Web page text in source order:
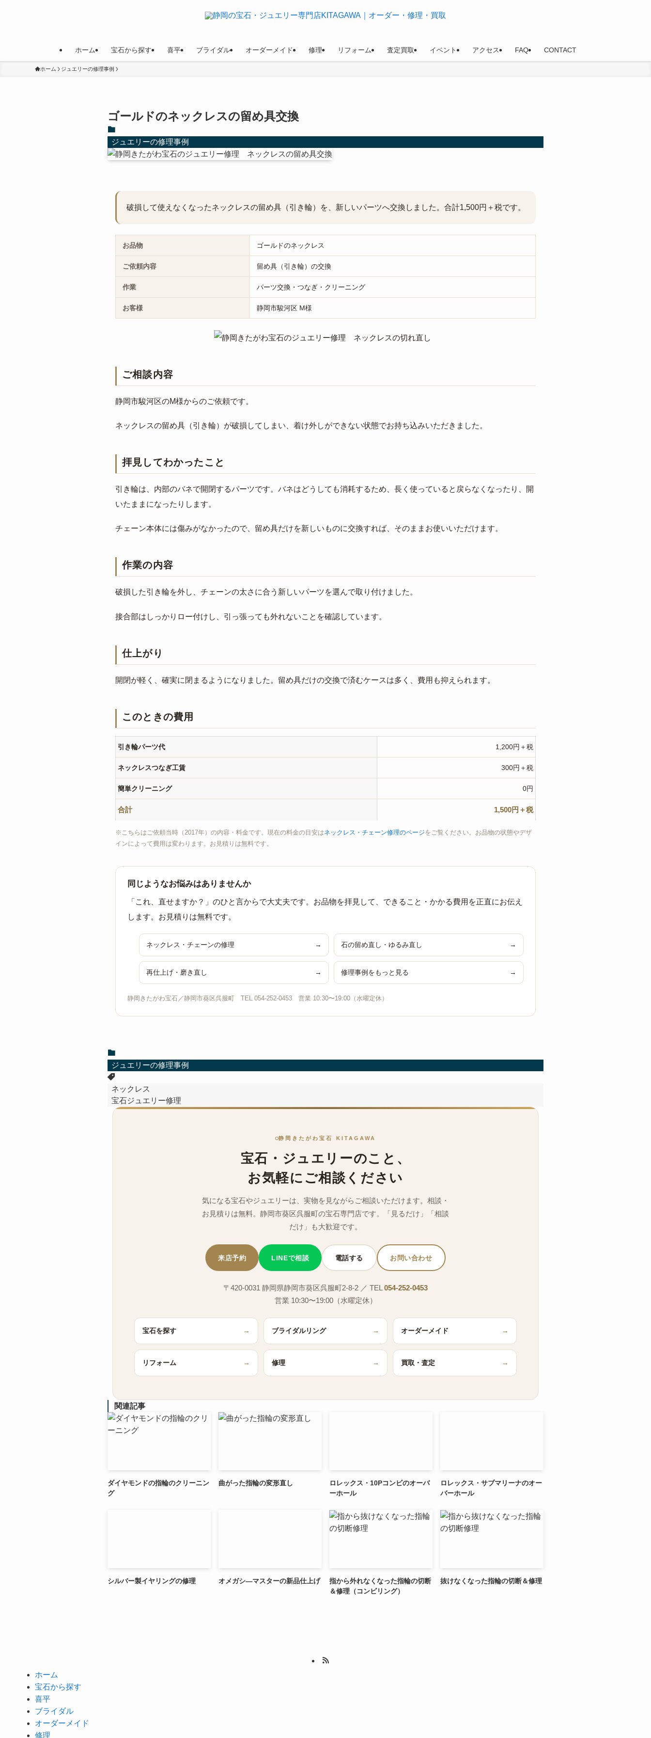
ホーム 宝石から探す 喜平 ブライダル オーダーメイド 修理 リフォーム 査定買取 イベント アクセス FAQ CONTACT
ホーム ジュエリーの修理事例
ゴールドのネックレスの留め具交換
ジュエリーの修理事例
破損して使えなくなったネックレスの留め具（引き輪）を、新しいパーツへ交換しました。合計1,500円＋税です。
お品物 ゴールドのネックレス
ご依頼内容 留め具（引き輪）の交換
作業 パーツ交換・つなぎ・クリーニング
お客様 静岡市駿河区 M様
ご相談内容
静岡市駿河区のM様からのご依頼です。
ネックレスの留め具（引き輪）が破損してしまい、着け外しができない状態でお持ち込みいただきました。
拝見してわかったこと
引き輪は、内部のバネで開閉するパーツです。バネはどうしても消耗するため、長く使っていると戻らなくなったり、開
いたままになったりします。
チェーン本体には傷みがなかったので、留め具だけを新しいものに交換すれば、そのままお使いいただけます。
作業の内容
破損した引き輪を外し、チェーンの太さに合う新しいパーツを選んで取り付けました。
接合部はしっかりロー付けし、引っ張っても外れないことを確認しています。
仕上がり
開閉が軽く、確実に閉まるようになりました。留め具だけの交換で済むケースは多く、費用も抑えられます。
このときの費用
引き輪パーツ代 1,200円＋税
ネックレスつなぎ工賃 300円＋税
簡単クリーニング 0円
合計 1,500円＋税
※こちらはご依頼当時（2017年）の内容・料金です。現在の料金の目安はネックレス・チェーン修理のページをご覧ください。お品物の状態やデザ
インによって費用は変わります。お見積りは無料です。
同じようなお悩みはありませんか
「これ、直せますか？」のひと言からで大丈夫です。お品物を拝見して、できること・かかる費用を正直にお伝え
します。お見積りは無料です。
ネックレス・チェーンの修理 → 石の留め直し・ゆるみ直し →
再仕上げ・磨き直し → 修理事例をもっと見る →
静岡きたがわ宝石／静岡市葵区呉服町 TEL 054-252-0453 営業 10:30〜19:00（水曜定休）
ジュエリーの修理事例
ネックレス
宝石ジュエリー修理
静岡きたがわ宝石 KITAGAWA
宝石・ジュエリーのこと、
お気軽にご相談ください
気になる宝石やジュエリーは、実物を見ながらご相談いただけます。相談・
お見積りは無料。静岡市葵区呉服町の宝石専門店です。「見るだけ」「相談
だけ」も大歓迎です。
来店予約 LINEで相談 電話する お問い合わせ
〒420-0031 静岡県静岡市葵区呉服町2-8-2 ／ TEL054-252-0453
営業 10:30〜19:00（水曜定休）
宝石を探す → ブライダルリング → オーダーメイド →
リフォーム → 修理 → 買取・査定 →
関連記事
ダイヤモンドの指輪のクリーニン
グ
曲がった指輪の変形直し
ロレックス・10Pコンビのオーバ
ーホール
ロレックス・サブマリーナのオー
バーホール
シルバー製イヤリングの修理 オメガシ―マスターの新品仕上げ
指から外れなくなった指輪の切断
＆修理（コンビリング）
抜けなくなった指輪の切断＆修理
ホーム
宝石から探す
喜平
ブライダル
オーダーメイド
修理